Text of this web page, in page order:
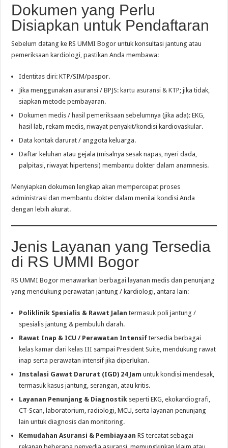
Dokumen yang Perlu
Disiapkan untuk Pendaftaran
Sebelum datang ke RS UMMI Bogor untuk konsultasi jantung atau
pemeriksaan kardiologi, pastikan Anda membawa:
Identitas diri: KTP/SIM/paspor.
Jika menggunakan asuransi / BPJS: kartu asuransi & KTP; jika tidak,
siapkan metode pembayaran.
Dokumen medis / hasil pemeriksaan sebelumnya (jika ada): EKG,
hasil lab, rekam medis, riwayat penyakit/kondisi kardiovaskular.
Data kontak darurat / anggota keluarga.
Daftar keluhan atau gejala (misalnya sesak napas, nyeri dada,
palpitasi, riwayat hipertensi) membantu dokter dalam anamnesis.
Menyiapkan dokumen lengkap akan mempercepat proses
administrasi dan membantu dokter dalam menilai kondisi Anda
dengan lebih akurat.
Jenis Layanan yang Tersedia
di RS UMMI Bogor
RS UMMI Bogor menawarkan berbagai layanan medis dan penunjang
yang mendukung perawatan jantung / kardiologi, antara lain:
Poliklinik Spesialis & Rawat Jalan termasuk poli jantung /
spesialis jantung & pembuluh darah.
Rawat Inap & ICU / Perawatan Intensif tersedia berbagai
kelas kamar dari kelas III sampai President Suite, mendukung rawat
inap serta perawatan intensif jika diperlukan.
Instalasi Gawat Darurat (IGD) 24 Jam untuk kondisi mendesak,
termasuk kasus jantung, serangan, atau kritis.
Layanan Penunjang & Diagnostik seperti EKG, ekokardiografi,
CT‑Scan, laboratorium, radiologi, MCU, serta layanan penunjang
lain untuk diagnosis dan monitoring.
Kemudahan Asuransi & Pembiayaan RS tercatat sebagai